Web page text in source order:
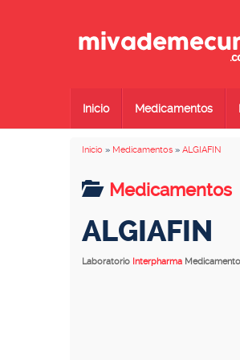
Inicio Medicamentos
Inicio » Medicamentos » ALGIAFIN
Medicamentos
ALGIAFIN
Laboratorio Interpharma